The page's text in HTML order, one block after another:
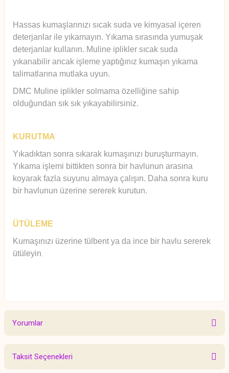
Hassas kumaşlarınızı sıcak suda ve kimyasal içeren
deterjanlar ile yıkamayın. Yıkama sırasında yumuşak
deterjanlar kullanın. Muline iplikler sıcak suda
yıkanabilir ancak işleme yaptığınız kumaşın yıkama
talimatlarına mutlaka uyun.
DMC Muline iplikler solmama özelliğine sahip
olduğundan sık sık yıkayabilirsiniz.
KURUTMA
Yıkadıktan sonra sıkarak kumaşınızı buruşturmayın.
Yıkama işlemi bittikten sonra bir havlunun arasına
koyarak fazla suyunu almaya çalışın. Daha sonra kuru
bir havlunun üzerine sererek kurutun.
ÜTÜLEME
Kumaşınızı üzerine tülbent ya da ince bir havlu sererek
ütüleyin.
Yorumlar
Taksit Seçenekleri